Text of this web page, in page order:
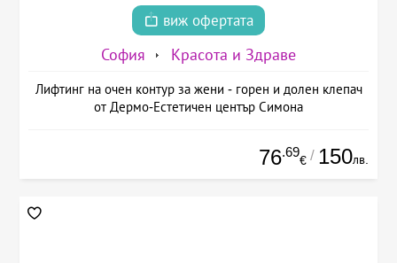
виж офертата
София Красота и Здраве
Лифтинг на очен контур за жени - горен и долен клепач
от Дермо-Естетичен център Симона
76.69
€ / 150лв.